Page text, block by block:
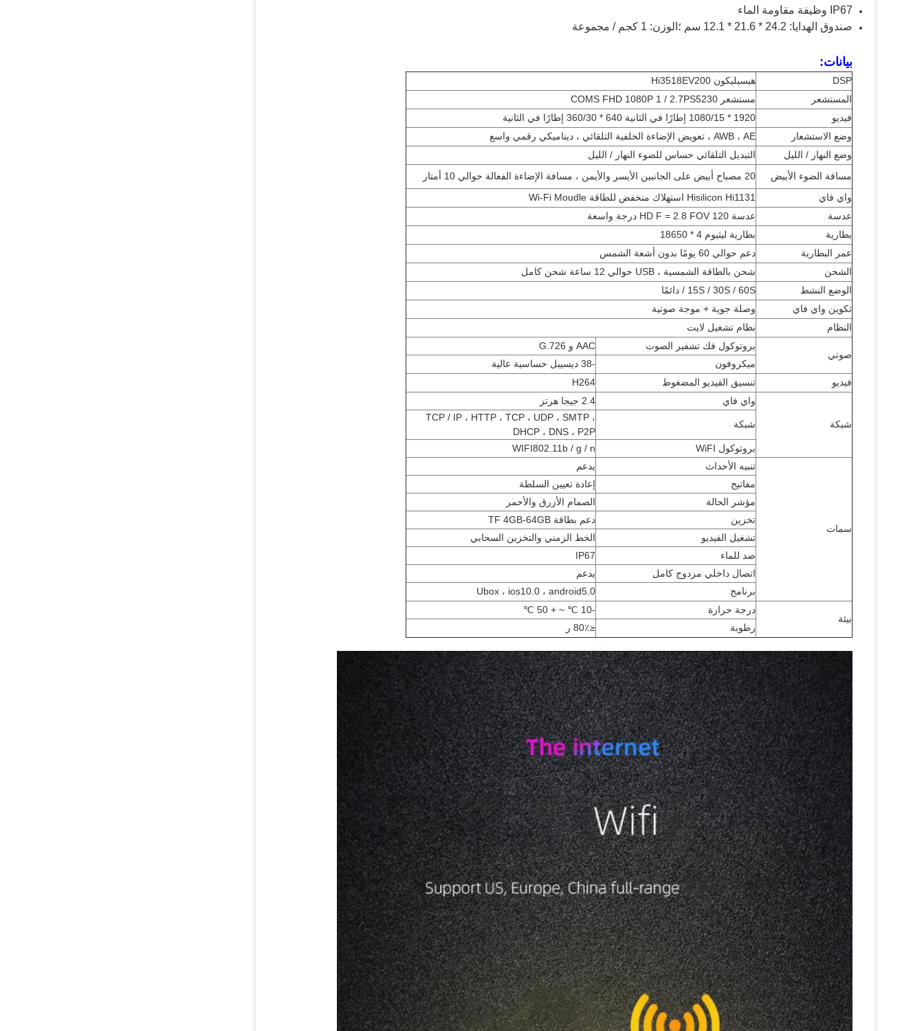
IP67 وظيفة مقاومة الماء
صندوق الهدايا: 24.2 * 21.6 * 12.1 سم ؛الوزن: 1 كجم / مجموعة
بيانات:
DSP
هيسيليكون Hi3518EV200
المستشعر
مستشعر COMS FHD 1080P 1 / 2.7PS5230
فيديو
1920 * 1080/15 إطارًا في الثانية 640 * 360/30 إطارًا في الثانية
وضع الاستشعار
AWB ، AE ، تعويض الإضاءة الخلفية التلقائي ، ديناميكي رقمي واسع
وضع النهار / الليل
التبديل التلقائي حساس للضوء النهار / الليل
مسافة الضوء الأبيض
20 مصباح أبيض على الجانبين الأيسر والأيمن ، مسافة الإضاءة الفعالة حوالي 10 أمتار
واي فاي
Hisilicon Hi1131 استهلاك منخفض للطاقة Wi-Fi Moudle
عدسة
عدسة HD F = 2.8 FOV 120 درجة واسعة
بطارية
بطارية ليثيوم 4 * 18650
عمر البطارية
دعم حوالي 60 يومًا بدون أشعة الشمس
الشحن
شحن بالطاقة الشمسية ، USB حوالي 12 ساعة شحن كامل
الوضع النشط
15S / 30S / 60S / دائمًا
تكوين واي فاي
وصلة جوية + موجة صوتية
النظام
نظام تشغيل لايت
صوتي
بروتوكول فك تشفير الصوت
AAC و G.726
ميكروفون
-38 ديسيبل حساسية عالية
فيديو
تنسيق الفيديو المضغوط H264
شبكة
واي فاي 2.4 جيجا هرتز
شبكة
TCP / IP ، HTTP ، TCP ، UDP ، SMTP ،
DHCP ، DNS ، P2P
بروتوكول WiFI
WIFI802.11b / g / n
سمات
تنبيه الأحداث
يدعم
مفاتيح
إعادة تعيين السلطة
مؤشر الحالة
الصمام الأزرق والأحمر
تخزين
دعم بطاقة TF 4GB-64GB
تشغيل الفيديو
الخط الزمني والتخزين السحابي
ضد للماء
IP67
اتصال داخلي مزدوج كامل
يدعم
برنامج
Ubox ، ios10.0 ، android5.0
بيئة
درجة حرارة
-10 ℃ ~ + 50 ℃
رطوبة
≤80٪ ر